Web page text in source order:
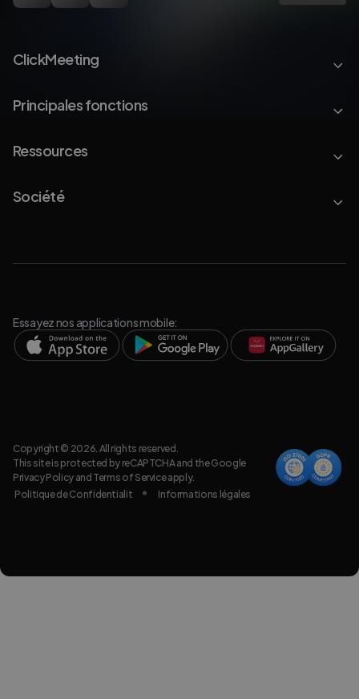
ClickMeeting
Principales fonctions
Ressources
Société
Essayez nos applications mobile:
Copyright © 2026. All rights reserved.
This site is protected by reCAPTCHA and the Google
Privacy Policyand Terms of Serviceapply.
Politique de Confidentialit
Informations légales